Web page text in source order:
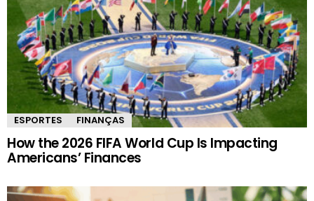
ESPORTES FINANÇAS
How the 2026 FIFA World Cup Is Impacting
Americans’ Finances